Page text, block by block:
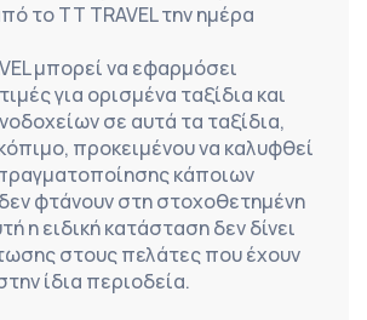
το TT TRAVEL την ημέρα
μπορεί να εφαρμόσει
για ορισμένα ταξίδια και
σε αυτά τα ταξίδια,
προκειμένου να καλυφθεί
κάποιων
φτάνουν στη στοχοθετημένη
η ειδική κατάσταση δεν δίνει
στους πελάτες που έχουν
ίδια περιοδεία.